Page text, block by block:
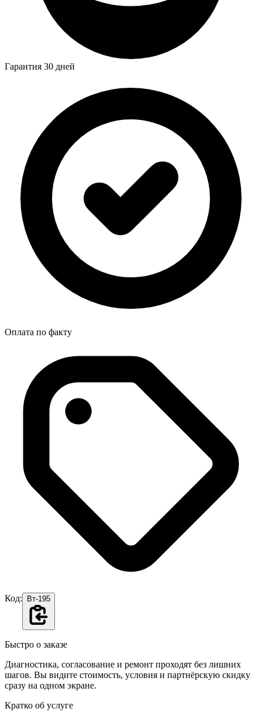
Гарантия 30 дней
Оплата по факту
Код: Вт-195
Быстро о заказе
Диагностика, согласование и ремонт проходят без лишних
шагов. Вы видите стоимость, условия и партнёрскую скидку
сразу на одном экране.
Кратко об услуге